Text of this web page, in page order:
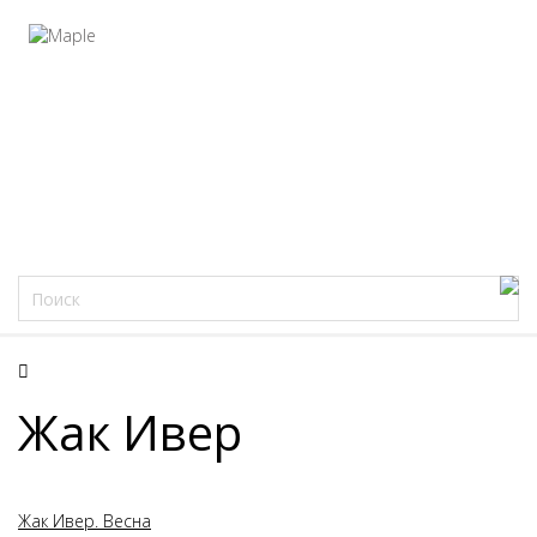
Жак Ивер
Жак Ивер. Весна